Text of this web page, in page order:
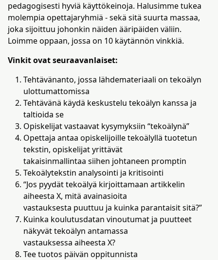
pedagogisesti hyviä käyttökeinoja. Halusimme tukea
molempia opettajaryhmiä - sekä sitä suurta massaa,
joka sijoittuu johonkin näiden ääripäiden väliin.
Loimme oppaan, jossa on 10 käytännön vinkkiä.
Vinkit ovat seuraavanlaiset:
Tehtävänanto, jossa lähdemateriaali on tekoälyn
ulottumattomissa
Tehtävänä käydä keskustelu tekoälyn kanssa ja
taltioida se
Opiskelijat vastaavat kysymyksiin “tekoälynä”
Opettaja antaa opiskelijoille tekoälyllä tuotetun
tekstin, opiskelijat yrittävät
takaisinmallintaa siihen johtaneen promptin
Tekoälytekstin analysointi ja kritisointi
“Jos pyydät tekoälyä kirjoittamaan artikkelin
aiheesta X, mitä avainasioita
vastauksesta puuttuu ja kuinka parantaisit sitä?”
Kuinka koulutusdatan vinoutumat ja puutteet
näkyvät tekoälyn antamassa
vastauksessa aiheesta X?
Tee tuotos päivän oppitunnista